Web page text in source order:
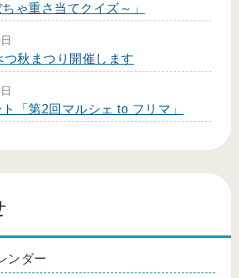
ゃ重さ当てクイズ～」
秋まつり開催します
「第2回マルシェ to フリマ」
ンダー